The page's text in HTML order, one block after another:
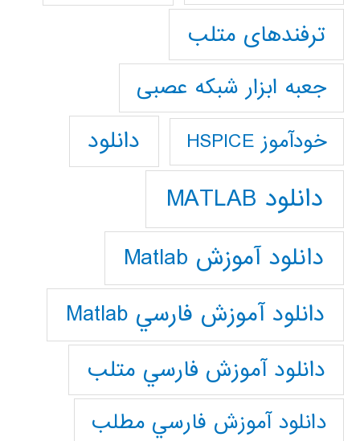
ترفندهای متلب
جعبه ابزار شبکه عصبی
خودآموز HSPICE دانلود
دانلود MATLAB
دانلود آموزش Matlab
دانلود آموزش فارسي Matlab
دانلود آموزش فارسي متلب
دانلود آموزش فارسي مطلب